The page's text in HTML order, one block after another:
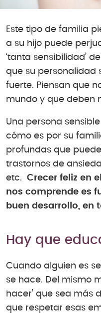
Este tipo de familia
a su hijo puede
‘tanta sensibilidad’
que su personalidad
fuerte. Piensan que
mundo y que deben
Una persona
cómo es por su
profundas que
trastornos de
etc. Crecer feliz en
nos comprende es
buen desarrollo, en
Hay que
Cuando alguien es
se hace. Del mismo
hacer’ que sea más
que respetar esas